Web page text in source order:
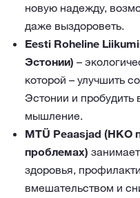
новую надежду,
даже выздороветь.
Eesti Roheline
Эстонии) –
которой – улучшить
Эстонии и пробудить
мышление.
MTÜ Peaasjad (НКО
проблемах)
здоровья,
вмешательством и